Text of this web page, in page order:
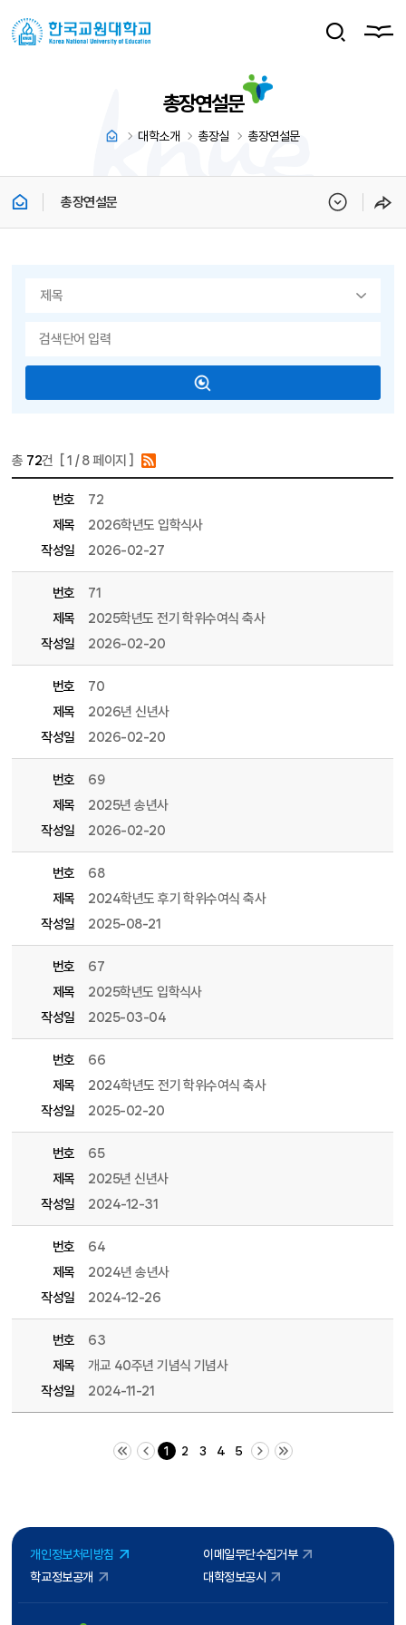
총장연설문
대학소개 총장실 총장연설문
총장연설문
총 72건 [1 / 8 페이지 ]
번호
72
제목
2026학년도 입학식사
작성일
2026-02-27
번호
71
제목
2025학년도 전기 학위수여식 축사
작성일
2026-02-20
번호
70
제목
2026년 신년사
작성일
2026-02-20
번호
69
제목
2025년 송년사
작성일
2026-02-20
번호
68
제목
2024학년도 후기 학위수여식 축사
작성일
2025-08-21
번호
67
제목
2025학년도 입학식사
작성일
2025-03-04
번호
66
제목
2024학년도 전기 학위수여식 축사
작성일
2025-02-20
번호
65
제목
2025년 신년사
작성일
2024-12-31
번호
64
제목
2024년 송년사
작성일
2024-12-26
번호
63
제목
개교 40주년 기념식 기념사
작성일
2024-11-21
처음 페이지 이전 10 페이지
1 2 3 4 5
다음 10 페이지 끝 페이지
개인정보처리방침
이메일무단수집거부
학교정보공개
대학정보공시